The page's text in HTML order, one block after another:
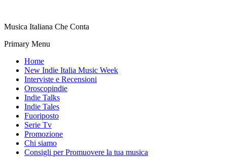
Musica Italiana Che Conta
Primary Menu
Home
New Indie Italia Music Week
Interviste e Recensioni
Oroscopindie
Indie Talks
Indie Tales
Fuoriposto
Serie Tv
Promozione
Chi siamo
Consigli per Promuovere la tua musica